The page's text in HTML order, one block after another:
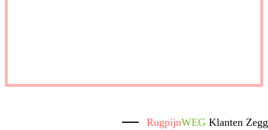
RugpijnWEGKlanten